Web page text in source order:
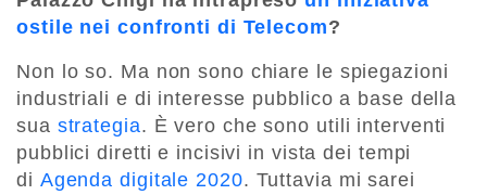
ostile nei confronti di Telecom?
Non lo so. Ma non sono chiare le spiegazioni
industriali e di interesse pubblico a base della
sua strategia. È vero che sono utili interventi
pubblici diretti e incisivi in vista dei tempi
di Agenda digitale 2020. Tuttavia mi sarei